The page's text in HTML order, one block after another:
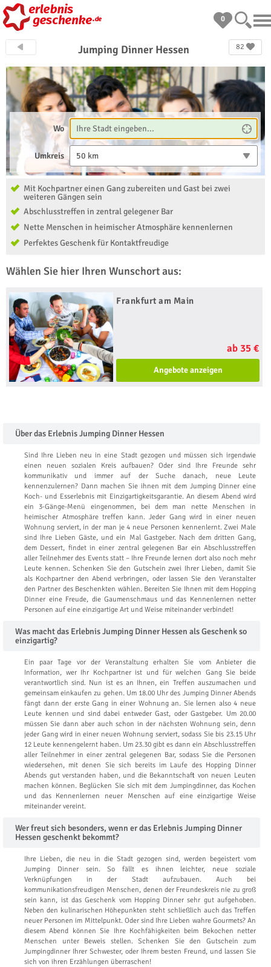
0
82
Jumping Dinner Hessen
Wo
Umkreis 50 km
Mit Kochpartner einen Gang zubereiten und Gast bei zwei
weiteren Gängen sein
Abschlusstreffen in zentral gelegener Bar
Nette Menschen in heimischer Atmosphäre kennenlernen
Perfektes Geschenk für Kontaktfreudige
Wählen Sie hier Ihren Wunschort aus:
Frankfurt am Main
ab 35 €
Angebote anzeigen
Über das Erlebnis Jumping Dinner Hessen
Sind Ihre Lieben neu in eine Stadt gezogen und müssen sich irgendwie
einen neuen sozialen Kreis aufbauen? Oder sind Ihre Freunde sehr
kommunikativ und immer auf der Suche danach, neue Leute
kennenzulernen? Dann machen Sie ihnen mit dem Jumping Dinner eine
Koch- und Esserlebnis mit Einzigartigkeitsgarantie. An diesem Abend wird
ein 3-Gänge-Menü eingenommen, bei dem man nette Menschen in
heimischer Atmosphäre treffen kann. Jeder Gang wird in einer neuen
Wohnung serviert, in der man je 4 neue Personen kennenlernt. Zwei Male
sind Ihre Lieben Gäste, und ein Mal Gastgeber. Nach dem dritten Gang,
dem Dessert, findet in einer zentral gelegenen Bar ein Abschlusstreffen
aller Teilnehmer des Events statt – Ihre Freunde lernen dort also noch mehr
Leute kennen. Schenken Sie den Gutschein zwei Ihrer Lieben, damit Sie
als Kochpartner den Abend verbringen, oder lassen Sie den Veranstalter
den Partner des Beschenkten wählen. Bereiten Sie Ihnen mit dem Hopping
Dinner eine Freude, die Gaumenschmaus und das Kennenlernen netter
Personen auf eine einzigartige Art und Weise miteinander verbindet!
Was macht das Erlebnis Jumping Dinner Hessen als Geschenk so
einzigartig?
Ein paar Tage vor der Veranstaltung erhalten Sie vom Anbieter die
Information, wer Ihr Kochpartner ist und für welchen Gang Sie beide
verantwortlich sind. Nun ist es an Ihnen, ein Treffen auszumachen und
gemeinsam einkaufen zu gehen. Um 18.00 Uhr des Jumping Dinner Abends
fängt dann der erste Gang in einer Wohnung an. Sie lernen also 4 neue
Leute kennen und sind dabei entweder Gast, oder Gastgeber. Um 20.00
müssen Sie dann aber auch schon in der nächsten Wohnung sein, denn
jeder Gang wird in einer neuen Wohnung serviert, sodass Sie bis 23.15 Uhr
12 Leute kennengelernt haben. Um 23.30 gibt es dann ein Abschlusstreffen
aller Teilnehmer in einer zentral gelegenen Bar, sodass Sie die Personen
wiedersehen, mit denen Sie sich bereits im Laufe des Hopping Dinner
Abends gut verstanden haben, und die Bekanntschaft von neuen Leuten
machen können. Beglücken Sie sich mit dem Jumpingdinner, das Kochen
und das Kennenlernen neuer Menschen auf eine einzigartige Weise
miteinander vereint.
Wer freut sich besonders, wenn er das Erlebnis Jumping Dinner
Hessen geschenkt bekommt?
Ihre Lieben, die neu in die Stadt gezogen sind, werden begeistert vom
Jumping Dinner sein. So fällt es ihnen leichter, neue soziale
Verknüpfungen in der Stadt aufzubauen. Auch bei
kommunikationsfreudigen Menschen, denen der Freundeskreis nie zu groß
sein kann, ist das Geschenk vom Hopping Dinner sehr gut aufgehoben.
Neben den kulinarischen Höhepunkten steht schließlich auch das Treffen
neuer Personen im Mittelpunkt. Oder sind Ihre Lieben wahre Gourmets? An
diesem Abend können Sie Ihre Kochfähigkeiten beim Bekochen netter
Menschen unter Beweis stellen. Schenken Sie den Gutschein zum
Jumpingdinner Ihrer Schwester, oder Ihrem besten Freund, und lassen Sie
sich von ihren Erzählungen überraschen!